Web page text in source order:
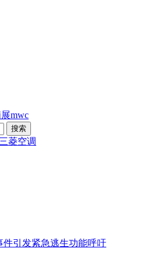
mwc
三菱空调
件引发紧急逃生功能呼吁